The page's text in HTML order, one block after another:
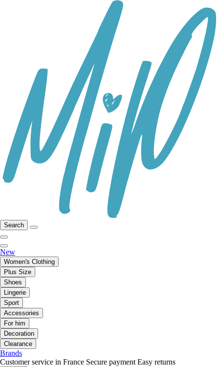
Search
New
Women's Clothing
Plus Size
Shoes
Lingerie
Sport
Accessories
For him
Decoration
Clearance
Brands
Customer service in France Secure payment Easy returns